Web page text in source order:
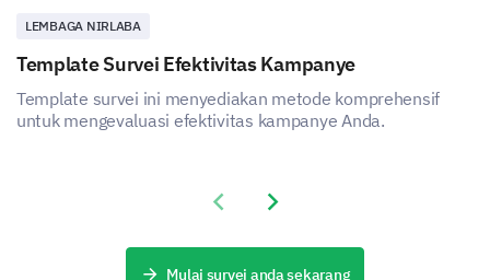
LEMBAGA NIRLABA
Template Survei Efektivitas Kampanye
Template survei ini menyediakan metode komprehensif
untuk mengevaluasi efektivitas kampanye Anda.
Previous slide
Next slide
Mulai survei anda sekarang